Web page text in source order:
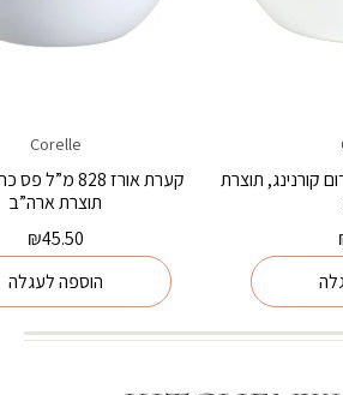
אדום קורנינג, תוצרת
Corelle
קערת אורז 828
תוצרת ארה”ב
₪45.50
הוספה לעגלה